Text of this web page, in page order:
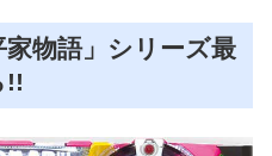
物語」シリーズ最
!!